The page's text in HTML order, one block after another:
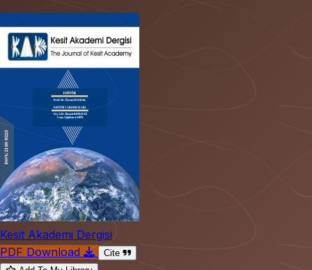
Kesit Akademi Dergisi
PDF Download
Cite